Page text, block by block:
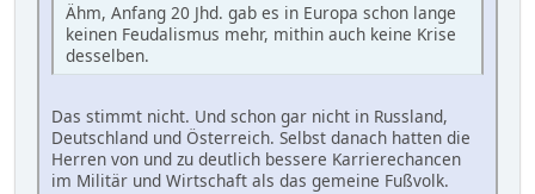
Ähm, Anfang 20 Jhd. gab es in Europa schon lange
keinen Feudalismus mehr, mithin auch keine Krise
desselben.
Das stimmt nicht. Und schon gar nicht in Russland,
Deutschland und Österreich. Selbst danach hatten die
Herren von und zu deutlich bessere Karrierechancen
im Militär und Wirtschaft als das gemeine Fußvolk.